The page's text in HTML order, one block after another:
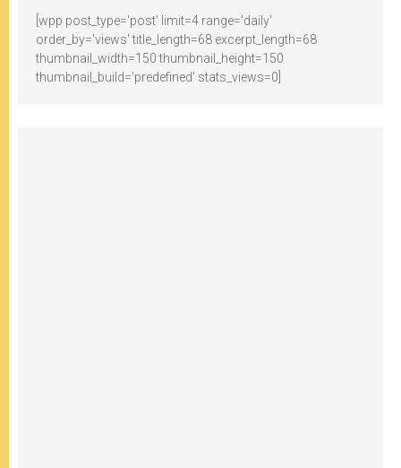
[wpp post_type='post' limit=4 range='daily'
order_by='views' title_length=68 excerpt_length=68
thumbnail_width=150 thumbnail_height=150
thumbnail_build='predefined' stats_views=0]